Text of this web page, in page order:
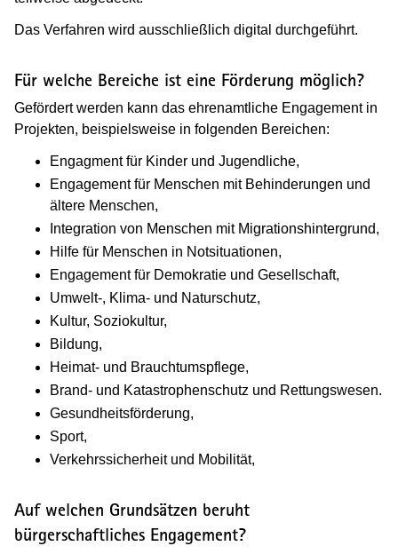
Das Verfahren wird ausschließlich digital durchgeführt.
Für welche Bereiche ist eine Förderung möglich?
Gefördert werden kann das ehrenamtliche Engagement in
Projekten, beispielsweise in folgenden Bereichen:
Engagment für Kinder und Jugendliche,
Engagement für Menschen mit Behinderungen und
ältere Menschen,
Integration von Menschen mit Migrationshintergrund,
Hilfe für Menschen in Notsituationen,
Engagement für Demokratie und Gesellschaft,
Umwelt-, Klima- und Naturschutz,
Kultur, Soziokultur,
Bildung,
Heimat- und Brauchtumspflege,
Brand- und Katastrophenschutz und Rettungswesen.
Gesundheitsförderung,
Sport,
Verkehrssicherheit und Mobilität,
Auf welchen Grundsätzen beruht
bürgerschaftliches Engagement?